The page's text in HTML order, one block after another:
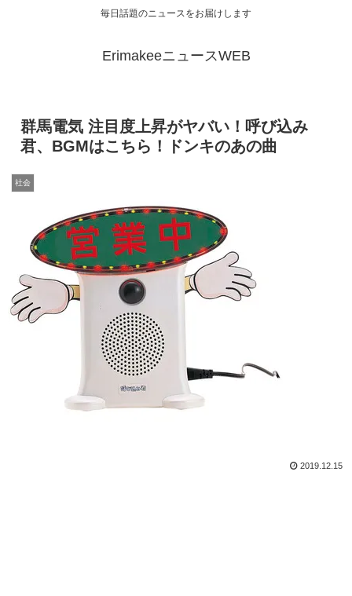
毎日話題のニュースをお届けします
ErimakeeニュースWEB
群馬電気 注目度上昇がヤバい！呼び込み
君、BGMはこちら！ドンキのあの曲
社会
2019.12.15